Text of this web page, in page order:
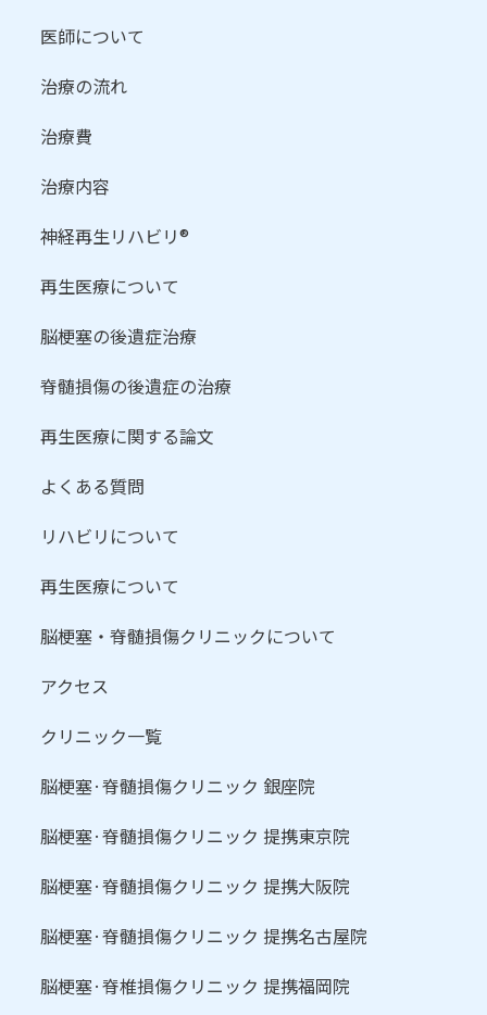
医師について
治療の流れ
治療費
治療内容
神経再生リハビリ®
再生医療について
脳梗塞の後遺症治療
脊髄損傷の後遺症の治療
再生医療に関する論文
よくある質問
リハビリについて
再生医療について
脳梗塞・脊髄損傷クリニックについて
アクセス
クリニック一覧
脳梗塞·脊髄損傷クリニック 銀座院
脳梗塞·脊髄損傷クリニック 提携東京院
脳梗塞·脊髄損傷クリニック 提携大阪院
脳梗塞·脊髄損傷クリニック 提携名古屋院
脳梗塞·脊椎損傷クリニック 提携福岡院